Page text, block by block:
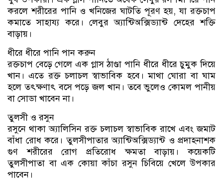
করলে শরীরের পানি ও খনিজের ঘাটতি পূরণ হয়, যা রক্তচাপ
কমাতে সাহায্য করে। লেবুর অ্যান্টিঅক্সিড্যান্ট দেহের শক্তি
বাড়ায়।
ধীরে ধীরে পানি পান করুন
রক্তচাপ বেড়ে গেলে এক গ্লাস ঠাণ্ডা পানি ধীরে ধীরে চুমুক দিয়ে
খান। এতে রক্ত চলাচল স্বাভাবিক হবে। মাথা ঘোরা বা ঘাম
হলে তৎক্ষণাৎ বসে পড়ে জল খান। তবে ভুলেও কোমল পানীয়
বা সোডা খাবেন না।
তুলসী ও রসুন
রসুনে থাকা অ্যালিসিন রক্ত চলাচল স্বাভাবিক রাখে এবং জমাট
বাঁধা রোধ করে। তুলসীপাতার অ্যান্টিঅক্সিড্যান্ট ও প্রদাহনাশক
গুণ শরীরের রোগ প্রতিরোধ ক্ষমতা বাড়ায়। কয়েকটি
তুলসীপাতা বা এক কোয়া কাঁচা রসুন চিবিয়ে খেলে উপকার
পাবেন।